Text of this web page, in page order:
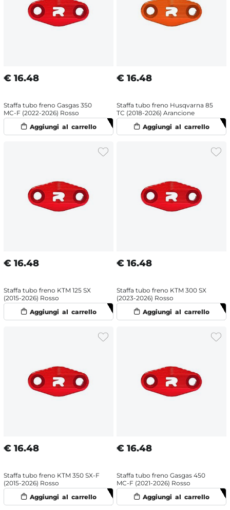
€ 16.48
Staffa tubo freno Gasgas 350
MC-F (2022-2026) Rosso
€ 16.48
Staffa tubo freno Husqvarna 85
TC (2018-2026) Arancione
€ 16.48
Staffa tubo freno KTM 125 SX
(2015-2026) Rosso
€ 16.48
Staffa tubo freno KTM 300 SX
(2023-2026) Rosso
€ 16.48
Staffa tubo freno KTM 350 SX-F
(2015-2026) Rosso
€ 16.48
Staffa tubo freno Gasgas 450
MC-F (2021-2026) Rosso